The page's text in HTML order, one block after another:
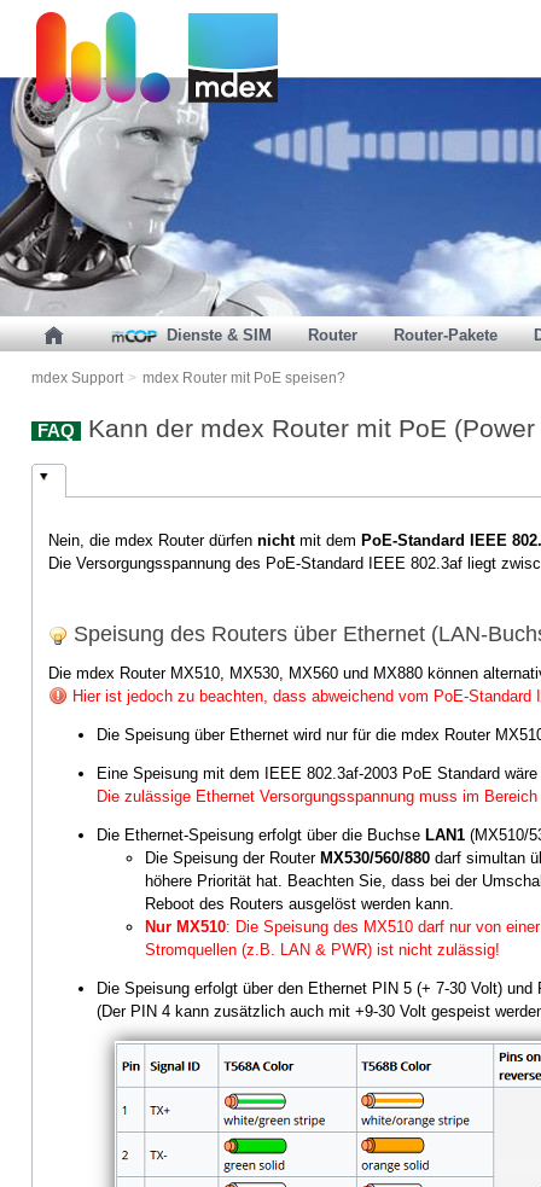
Dienste & SIM Router Router-Pakete
mdex Support > mdex Router mit PoE speisen?
FAQ Kann der mdex Router mit PoE
Nein, die mdex Router dürfen nichtmit dem PoE-Standard IEEE
Die Versorgungsspannung des PoE-Standard IEEE 802.3af liegt
Speisung des Routers über Ethernet (LAN-
Die mdex Router MX510, MX530, MX560 und MX880 können
Hier ist jedoch zu beachten, dass abweichend vom PoE-
Die Speisung über Ethernet wird nur für die mdex Router
Eine Speisung mit dem IEEE 802.3af-2003 PoE Standard
Die zulässige Ethernet Versorgungsspannung muss im
Die Ethernet-Speisung erfolgt über die Buchse LAN1 (MX510/
Die Speisung der Router MX530/560/880 darf simultan
höhere Priorität hat. Beachten Sie, dass bei der
Reboot des Routers ausgelöst werden kann.
Nur MX510: Die Speisung des MX510 darf nur von
Stromquellen (z.B. LAN & PWR) ist nicht zulässig!
Die Speisung erfolgt über den Ethernet PIN 5 (+ 7-30 Volt)
(Der PIN 4 kann zusätzlich auch mit +9-30 Volt gespeist